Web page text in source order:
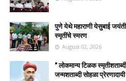
पुणे येथे महाराणी येसुबाई
स्मृतींचे स्मरण
August 02, 2026
" लोकमान्य टिळक
जन्मशताब्दी सोहळा